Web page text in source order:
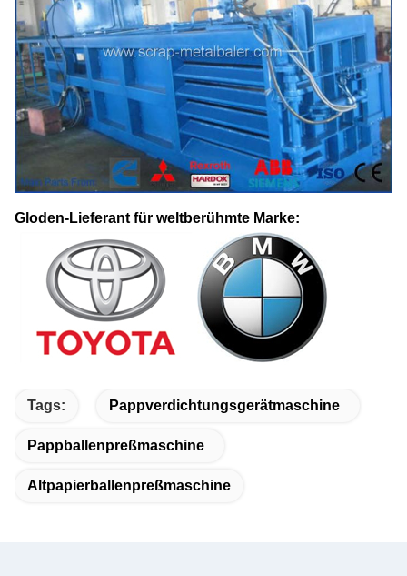
Gloden-Lieferant für weltberühmte Marke:
Tags: Pappverdichtungsgerätmaschine
Pappballenpreßmaschine
Altpapierballenpreßmaschine